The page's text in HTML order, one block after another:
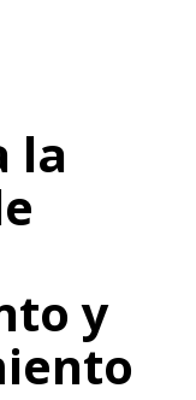
la
y